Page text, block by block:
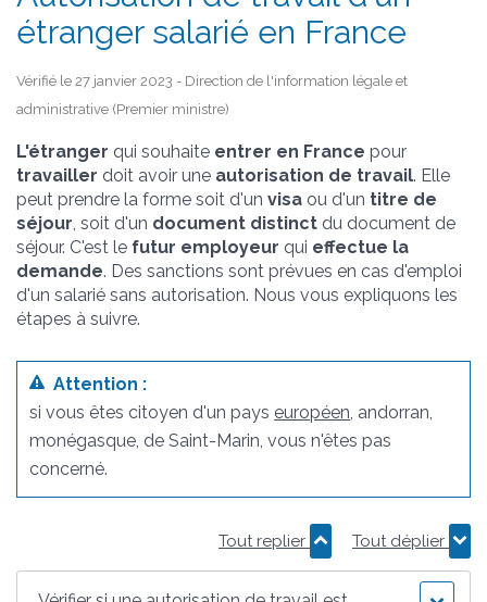
étranger salarié en France
Vérifié le 27 janvier 2023 - Direction de l'information légale et
administrative (Premier ministre)
L'étranger qui souhaite entrer en France pour
travailler doit avoir une autorisation de travail. Elle
peut prendre la forme soit d'un visa ou d'un titre de
séjour, soit d'un document distinct du document de
séjour. C'est le futur employeur qui effectue la
demande. Des sanctions sont prévues en cas d'emploi
d'un salarié sans autorisation. Nous vous expliquons les
étapes à suivre.
Attention :
si vous êtes citoyen d'un pays européen, andorran,
monégasque, de Saint-Marin, vous n'êtes pas
concerné.
Tout replier Tout déplier